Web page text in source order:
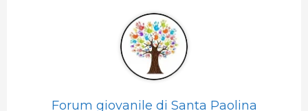
Forum giovanile di Santa Paolina